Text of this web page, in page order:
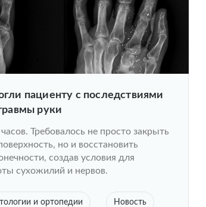
пациенту с последствиями
руки
Требовалось не просто закрыть
но и восстановить
создав условия для
сухожилий и нервов.
и ортопедии Новость